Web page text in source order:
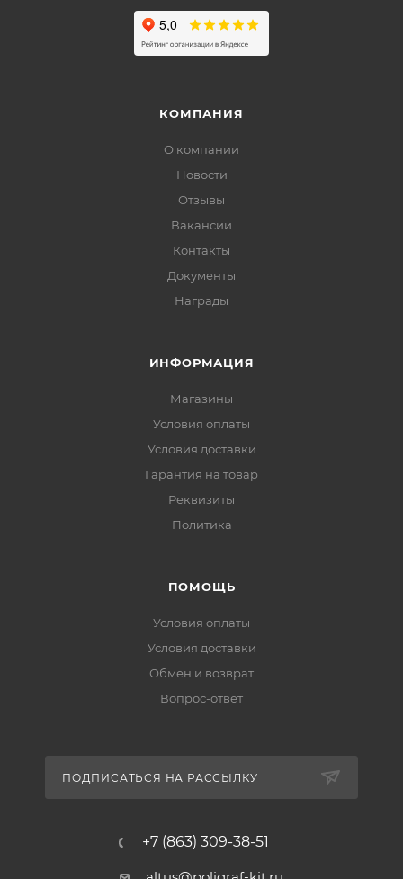
КОМПАНИЯ
О компании
Новости
Отзывы
Вакансии
Контакты
Документы
Награды
ИНФОРМАЦИЯ
Магазины
Условия оплаты
Условия доставки
Гарантия на товар
Реквизиты
Политика
ПОМОЩЬ
Условия оплаты
Условия доставки
Обмен и возврат
Вопрос-ответ
ПОДПИСАТЬСЯ НА РАССЫЛКУ
+7 (863) 309-38-51